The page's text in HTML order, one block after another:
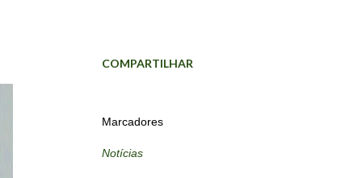
COMPARTILHAR
Marcadores
Notícias